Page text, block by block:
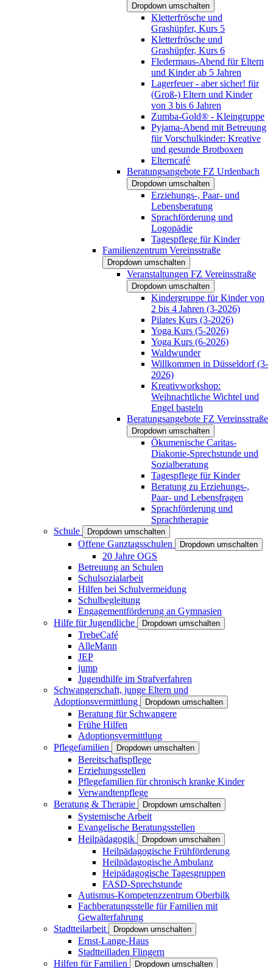
Dropdown umschalten
Kletterfrösche und
Grashüpfer, Kurs 5
Kletterfrösche und
Grashüpfer, Kurs 6
Fledermaus-Abend für Eltern
und Kinder ab 5 Jahren
Lagerfeuer - aber sicher! für
(Groß-) Eltern und Kinder
von 3 bis 6 Jahren
Zumba-Gold® - Kleingruppe
Pyjama-Abend mit Betreuung
für Vorschulkinder: Kreative
und gesunde Brotboxen
Elterncafé
Beratungsangebote FZ Urdenbach
Dropdown umschalten
Erziehungs-, Paar- und
Lebensberatung
Sprachförderung und
Logopädie
Tagespflege für Kinder
Familienzentrum Vereinsstraße
Dropdown umschalten
Veranstaltungen FZ Vereinsstraße
Dropdown umschalten
Kindergruppe für Kinder von
2 bis 4 Jahren (3-2026)
Pilates Kurs (3-2026)
Yoga Kurs (5-2026)
Yoga Kurs (6-2026)
Waldwunder
Willkommen in Düsseldorf (3-
2026)
Kreativworkshop:
Weihnachtliche Wichtel und
Engel basteln
Beratungsangebote FZ Vereinsstraße
Dropdown umschalten
Ökumenische Caritas-
Diakonie-Sprechstunde und
Sozialberatung
Tagespflege für Kinder
Beratung zu Erziehungs-,
Paar- und Lebensfragen
Sprachförderung und
Sprachtherapie
Schule
Dropdown umschalten
Offene Ganztagsschulen Dropdown umschalten
20 Jahre OGS
Betreuung an Schulen
Schulsozialarbeit
Hilfen bei Schulvermeidung
Schulbegleitung
Engagementförderung an Gymnasien
Hilfe für Jugendliche
Dropdown umschalten
TrebeCafé
AlleMann
JEP
jump
Jugendhilfe im Strafverfahren
Schwangerschaft, junge Eltern und
Adoptionsvermittlung
Dropdown umschalten
Beratung für Schwangere
Frühe Hilfen
Adoptionsvermittlung
Pflegefamilien
Dropdown umschalten
Bereitschaftspflege
Erziehungsstellen
Pflegefamilien für chronisch kranke Kinder
Verwandtenpflege
Beratung & Therapie
Dropdown umschalten
Systemische Arbeit
Evangelische Beratungsstellen
Heilpädagogik
Dropdown umschalten
Heilpädagogische Frühförderung
Heilpädagogische Ambulanz
Heipädagogische Tagesgruppen
FASD-Sprechstunde
Autismus-Kompetenzzentrum Oberbilk
Fachberatungsstelle für Familien mit
Gewalterfahrung
Stadtteilarbeit
Dropdown umschalten
Ernst-Lange-Haus
Stadtteilladen Flingern
Hilfen für Familien
Dropdown umschalten